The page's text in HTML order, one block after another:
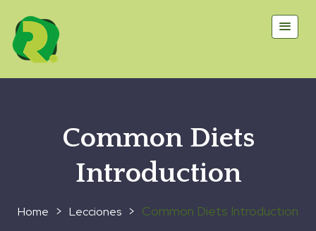
Common Diets
Introduction
> Lecciones > Common Diets Introduction